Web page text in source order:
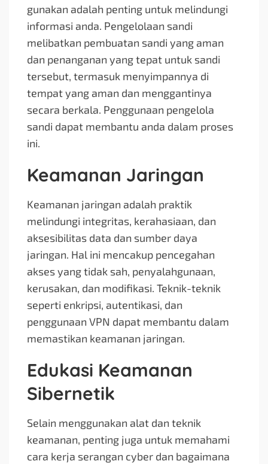
gunakan adalah penting untuk melindungi
informasi anda. Pengelolaan sandi
melibatkan pembuatan sandi yang aman
dan penanganan yang tepat untuk sandi
tersebut, termasuk menyimpannya di
tempat yang aman dan menggantinya
secara berkala. Penggunaan pengelola
sandi dapat membantu anda dalam proses
ini.
Keamanan Jaringan
Keamanan jaringan adalah praktik
melindungi integritas, kerahasiaan, dan
aksesibilitas data dan sumber daya
jaringan. Hal ini mencakup pencegahan
akses yang tidak sah, penyalahgunaan,
kerusakan, dan modifikasi. Teknik-teknik
seperti enkripsi, autentikasi, dan
penggunaan VPN dapat membantu dalam
memastikan keamanan jaringan.
Edukasi Keamanan
Sibernetik
Selain menggunakan alat dan teknik
keamanan, penting juga untuk memahami
cara kerja serangan cyber dan bagaimana